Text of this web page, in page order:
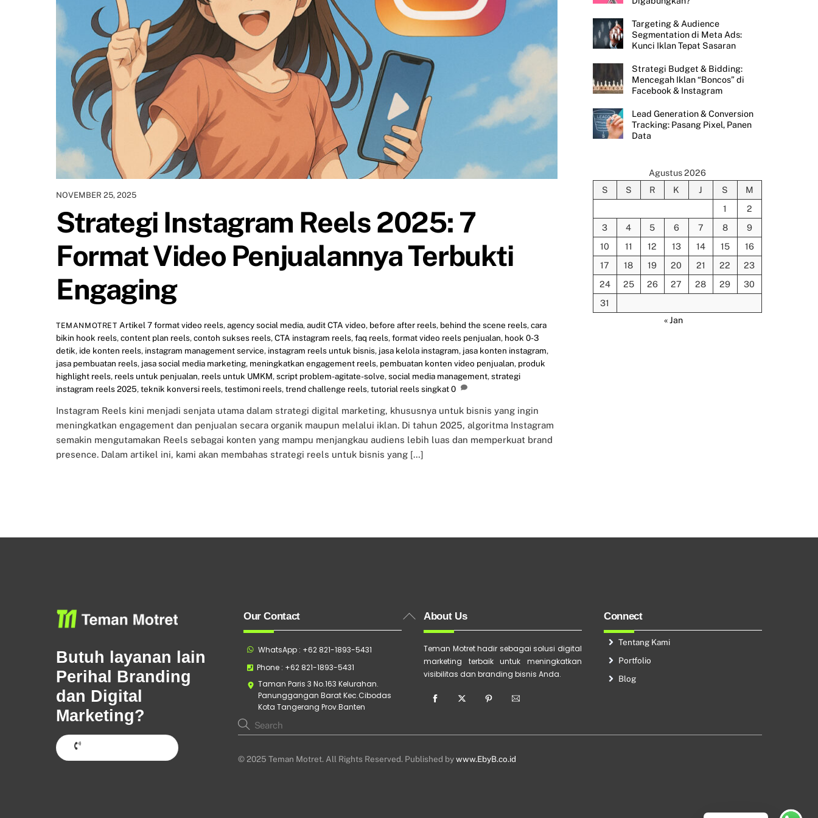
NOVEMBER 25, 2025
Strategi Instagram Reels 2025: 7
Format Video Penjualannya Terbukti
Engaging
TEMANMOTRET Artikel 7 format video reels,agency social media,audit CTA video, before after reels, behind the scene reels,cara
bikin hook reels,content plan reels,contoh sukses reels,CTA instagram reels,faq reels,format video reels penjualan, hook 0-3
detik, ide konten reels, instagram management service, instagram reels untuk bisnis, jasa kelola instagram, jasa konten instagram,
jasa pembuatan reels, jasa social media marketing, meningkatkan engagement reels, pembuatan konten video penjualan, produk
highlight reels, reels untuk penjualan, reels untuk UMKM,script problem-agitate-solve,social media management,strategi
instagram reels 2025,teknik konversi reels,testimoni reels,trend challenge reels,tutorial reels singkat0
Instagram Reels kini menjadi senjata utama dalam strategi digital marketing, khususnya untuk bisnis yang ingin
meningkatkan engagement dan penjualan secara organik maupun melalui iklan. Di tahun 2025, algoritma Instagram
semakin mengutamakan Reels sebagai konten yang mampu menjangkau audiens lebih luas dan memperkuat brand
presence. Dalam artikel ini, kami akan membahas strategi reels untuk bisnis yang […]
Targeting & Audience
Segmentation di Meta Ads:
Kunci Iklan Tepat Sasaran
Strategi Budget & Bidding:
Mencegah Iklan “Boncos” di
Facebook & Instagram
Lead Generation & Conversion
Tracking: Pasang Pixel, Panen
Data
Agustus 2026
S
S R K J S
M
1
2
3
4 5 6 7 8
9
10
11 12 13 14 15
16
17
18 19 20 21 22
23
24
25 26 27 28 29
30
31
« Jan
Back
Butuh layanan lain
Perihal Branding
dan Digital
Marketing?
Hubungi Sekarang
Our Contact
WhatsApp : +62 821-1893-5431
Phone : +62 821-1893-5431
Taman Paris 3 No.163 Kelurahan.
Panunggangan Barat Kec.Cibodas
Kota Tangerang Prov.Banten
About Us
Teman Motret hadir sebagai solusi digital
marketing terbaik untuk meningkatkan
visibilitas dan branding bisnis Anda.
Connect
Tentang Kami
Portfolio
Blog
© 2025 Teman Motret. All Rights Reserved. Published bywww.EbyB.co.id